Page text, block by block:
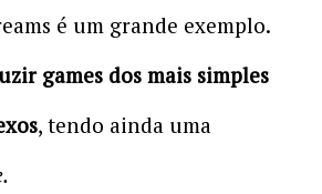
é um grande exemplo.
games dos mais simples
, tendo ainda uma